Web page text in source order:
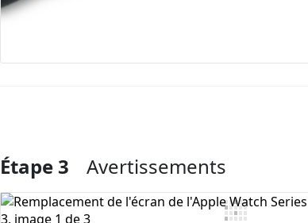
Ajouter un commentaire
Étape 3 Avertissements